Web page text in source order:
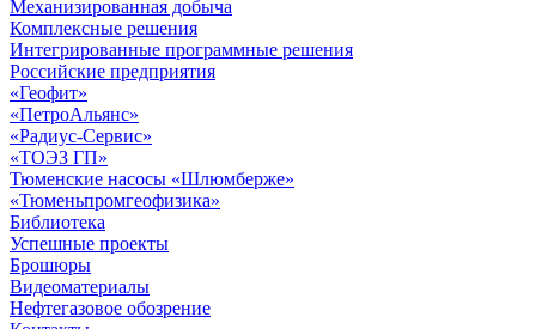
Механизированная добыча
Комплексные решения
Интегрированные программные решения
Российские предприятия
«Геофит»
«ПетроАльянс»
«Радиус-Сервис»
«ТОЭЗ ГП»
Тюменские насосы «Шлюмберже»
«Тюменьпромгеофизика»
Библиотека
Успешные проекты
Брошюры
Видеоматериалы
Нефтегазовое обозрение